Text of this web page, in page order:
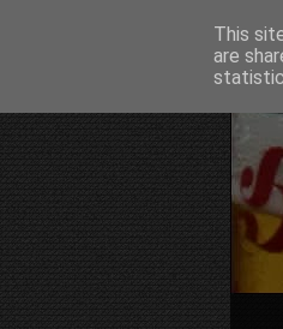
This
are